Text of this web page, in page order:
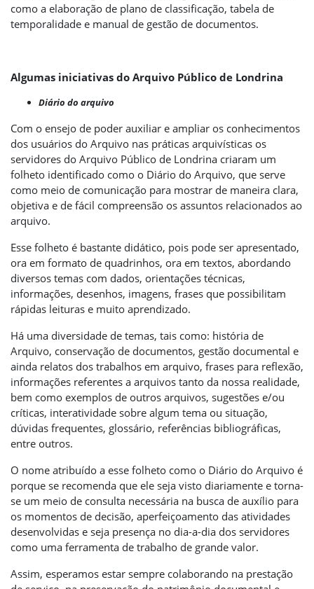
como a elaboração de plano de classificação, tabela de
temporalidade e manual de gestão de documentos.
Algumas iniciativas do Arquivo Público de Londrina
Diário do arquivo
Com o ensejo de poder auxiliar e ampliar os conhecimentos
dos usuários do Arquivo nas práticas arquivísticas os
servidores do Arquivo Público de Londrina criaram um
folheto identificado como o Diário do Arquivo, que serve
como meio de comunicação para mostrar de maneira clara,
objetiva e de fácil compreensão os assuntos relacionados ao
arquivo.
Esse folheto é bastante didático, pois pode ser apresentado,
ora em formato de quadrinhos, ora em textos, abordando
diversos temas com dados, orientações técnicas,
informações, desenhos, imagens, frases que possibilitam
rápidas leituras e muito aprendizado.
Há uma diversidade de temas, tais como: história de
Arquivo, conservação de documentos, gestão documental e
ainda relatos dos trabalhos em arquivo, frases para reflexão,
informações referentes a arquivos tanto da nossa realidade,
bem como exemplos de outros arquivos, sugestões e/ou
críticas, interatividade sobre algum tema ou situação,
dúvidas frequentes, glossário, referências bibliográficas,
entre outros.
O nome atribuído a esse folheto como o Diário do Arquivo é
porque se recomenda que ele seja visto diariamente e torna-
se um meio de consulta necessária na busca de auxílio para
os momentos de decisão, aperfeiçoamento das atividades
desenvolvidas e seja presença no dia-a-dia dos servidores
como uma ferramenta de trabalho de grande valor.
Assim, esperamos estar sempre colaborando na prestação